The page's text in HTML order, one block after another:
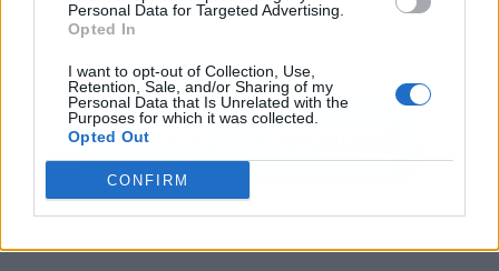
Personal Data for Targeted Advertising.
Opted In
I want to opt-out of Collection, Use,
Retention, Sale, and/or Sharing of my
Personal Data that Is Unrelated with the
Purposes for which it was collected.
Opted Out
CONFIRM